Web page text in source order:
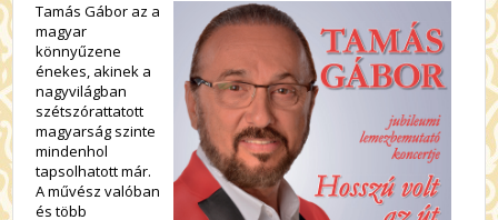
Tamás Gábor az a
magyar
könnyűzene
énekes, akinek a
nagyvilágban
szétszórattatott
magyarság szinte
mindenhol
tapsolhatott már.
A művész valóban
és több